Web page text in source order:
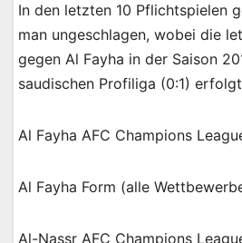
In den letzten 10 Pflichtspielen
man ungeschlagen, wobei die
gegen Al Fayha in der Saison
saudischen Profiliga (0:1)
Al Fayha AFC Champions
Al Fayha Form (alle
Al-Nassr AFC Champions